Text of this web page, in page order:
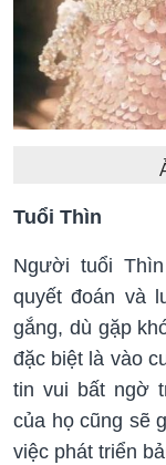
Tuổi Thìn
Người tuổi
quyết đoán và
gắng, dù gặp
đặc biệt là vào
tin vui bất ngờ
của họ cũng sẽ
việc phát triển